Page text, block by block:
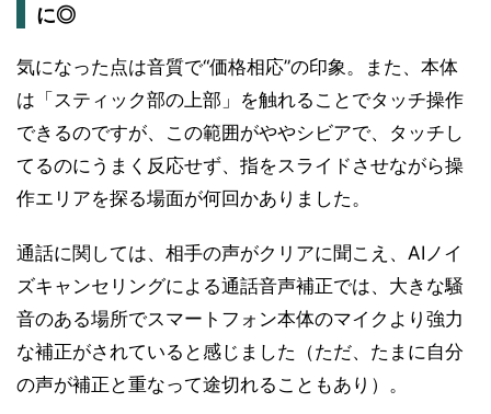
に◎
気になった点は音質で“価格相応”の印象。また、本体
は「スティック部の上部」を触れることでタッチ操作
できるのですが、この範囲がややシビアで、タッチし
てるのにうまく反応せず、指をスライドさせながら操
作エリアを探る場面が何回かありました。
通話に関しては、相手の声がクリアに聞こえ、AIノイ
ズキャンセリングによる通話音声補正では、大きな騒
音のある場所でスマートフォン本体のマイクより強力
な補正がされていると感じました（ただ、たまに自分
の声が補正と重なって途切れることもあり）。